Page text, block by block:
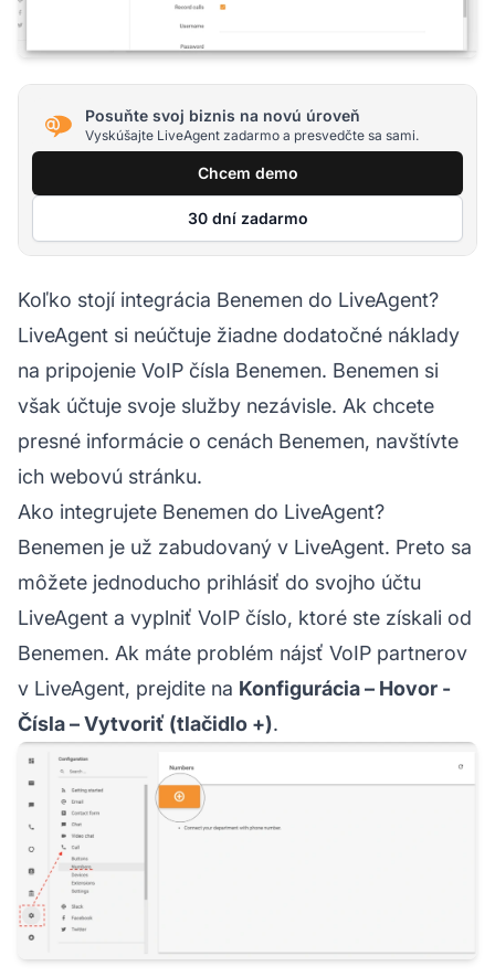
Posuňte svoj biznis na novú úroveň
Vyskúšajte LiveAgent zadarmo a presvedčte sa sami.
Chcem demo
30 dní zadarmo
Koľko stojí integrácia Benemen do LiveAgent?
LiveAgent si neúčtuje žiadne dodatočné náklady
na pripojenie VoIP čísla Benemen. Benemen si
však účtuje svoje služby nezávisle. Ak chcete
presné informácie o cenách Benemen, navštívte
ich webovú stránku.
Ako integrujete Benemen do LiveAgent?
Benemen je už zabudovaný v LiveAgent. Preto sa
môžete jednoducho prihlásiť do svojho účtu
LiveAgent a vyplniť VoIP číslo, ktoré ste získali od
Benemen. Ak máte problém nájsť VoIP partnerov
v LiveAgent, prejdite na Konfigurácia – Hovor -
Čísla – Vytvoriť (tlačidlo +).